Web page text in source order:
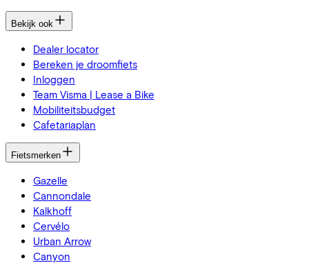
Bekijk ook
Dealer locator
Bereken je droomfiets
Inloggen
Team Visma | Lease a Bike
Mobiliteitsbudget
Cafetariaplan
Fietsmerken
Gazelle
Cannondale
Kalkhoff
Cervélo
Urban Arrow
Canyon